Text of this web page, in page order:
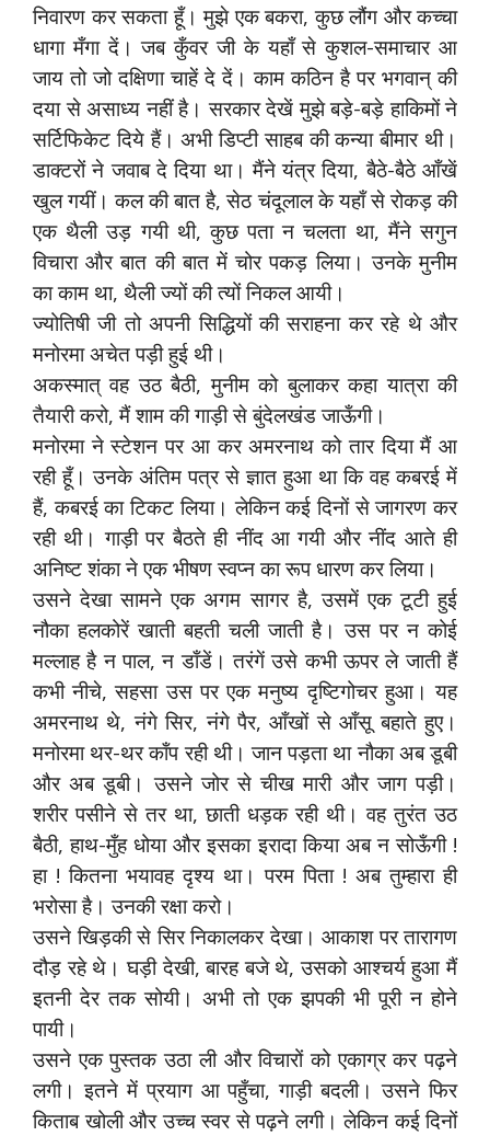
निवारण कर सकता हूँ। मुझे एक बकरा, कुछ लौंग और कच्चा
धागा मँगा दें। जब कुँवर जी के यहाँ से कुशल-समाचार आ
जाय तो जो दक्षिणा चाहें दे दें। काम कठिन है पर भगवान् की
दया से असाध्य नहीं है। सरकार देखें मुझे बड़े-बड़े हाकिमों ने
सर्टिफिकेट दिये हैं। अभी डिप्टी साहब की कन्या बीमार थी।
डाक्टरों ने जवाब दे दिया था। मैंने यंत्र दिया, बैठे-बैठे आँखें
खुल गयीं। कल की बात है, सेठ चंदूलाल के यहाँ से रोकड़ की
एक थैली उड़ गयी थी, कुछ पता न चलता था, मैंने सगुन
विचारा और बात की बात में चोर पकड़ लिया। उनके मुनीम
का काम था, थैली ज्यों की त्यों निकल आयी।
ज्योतिषी जी तो अपनी सिद्धियों की सराहना कर रहे थे और
मनोरमा अचेत पड़ी हुई थी।
अकस्मात् वह उठ बैठी, मुनीम को बुलाकर कहा यात्रा की
तैयारी करो, मैं शाम की गाड़ी से बुंदेलखंड जाऊँगी।
मनोरमा ने स्टेशन पर आ कर अमरनाथ को तार दिया मैं आ
रही हूँ। उनके अंतिम पत्र से ज्ञात हुआ था कि वह कबरई में
हैं, कबरई का टिकट लिया। लेकिन कई दिनों से जागरण कर
रही थी। गाड़ी पर बैठते ही नींद आ गयी और नींद आते ही
अनिष्ट शंका ने एक भीषण स्वप्न का रूप धारण कर लिया।
उसने देखा सामने एक अगम सागर है, उसमें एक टूटी हुई
नौका हलकोरें खाती बहती चली जाती है। उस पर न कोई
मल्लाह है न पाल, न डाँडें। तरंगें उसे कभी ऊपर ले जाती हैं
कभी नीचे, सहसा उस पर एक मनुष्य दृष्टिगोचर हुआ। यह
अमरनाथ थे, नंगे सिर, नंगे पैर, आँखों से आँसू बहाते हुए।
मनोरमा थर-थर काँप रही थी। जान पड़ता था नौका अब डूबी
और अब डूबी। उसने जोर से चीख मारी और जाग पड़ी।
शरीर पसीने से तर था, छाती धड़क रही थी। वह तुरंत उठ
बैठी, हाथ-मुँह धोया और इसका इरादा किया अब न सोऊँगी !
हा ! कितना भयावह दृश्य था। परम पिता ! अब तुम्हारा ही
भरोसा है। उनकी रक्षा करो।
उसने खिड़की से सिर निकालकर देखा। आकाश पर तारागण
दौड़ रहे थे। घड़ी देखी, बारह बजे थे, उसको आश्चर्य हुआ मैं
इतनी देर तक सोयी। अभी तो एक झपकी भी पूरी न होने
पायी।
उसने एक पुस्तक उठा ली और विचारों को एकाग्र कर पढ़ने
लगी। इतने में प्रयाग आ पहुँचा, गाड़ी बदली। उसने फिर
किताब खोली और उच्च स्वर से पढ़ने लगी। लेकिन कई दिनों